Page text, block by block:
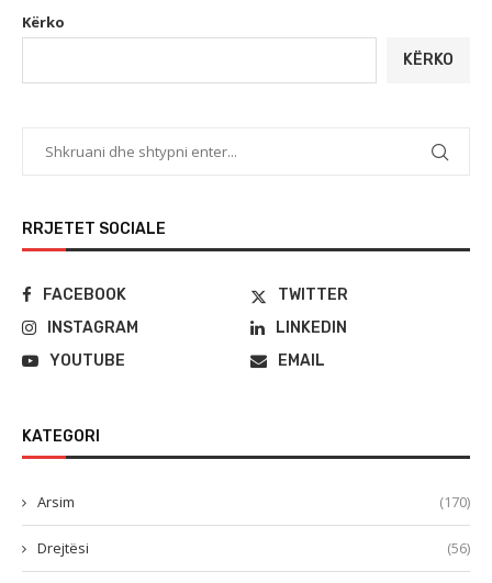
Kërko
KËRKO
RRJETET SOCIALE
FACEBOOK
TWITTER
INSTAGRAM
LINKEDIN
YOUTUBE
EMAIL
KATEGORI
Arsim (170)
Drejtësi (56)